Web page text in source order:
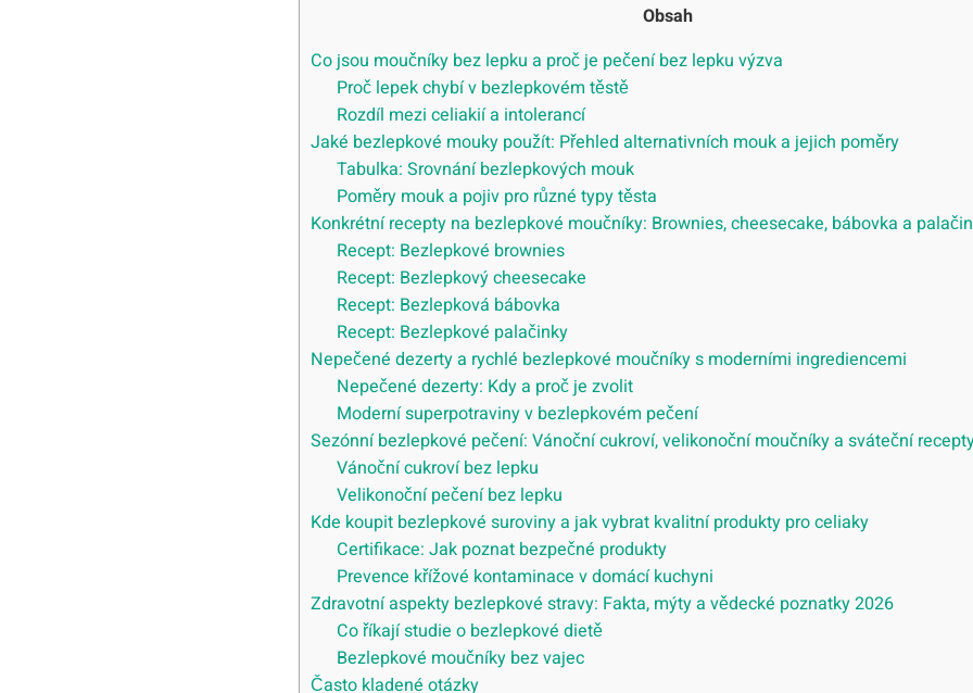
Obsah
Co jsou moučníky bez lepku a proč je pečení bez lepku výzva
Proč lepek chybí v bezlepkovém těstě
Rozdíl mezi celiakií a intolerancí
Jaké bezlepkové mouky použít: Přehled alternativních mouk a jejich poměry
Tabulka: Srovnání bezlepkových mouk
Poměry mouk a pojiv pro různé typy těsta
Konkrétní recepty na bezlepkové moučníky: Brownies, cheesecake, bábovka a
Recept: Bezlepkové brownies
Recept: Bezlepkový cheesecake
Recept: Bezlepková bábovka
Recept: Bezlepkové palačinky
Nepečené dezerty a rychlé bezlepkové moučníky s moderními ingrediencemi
Nepečené dezerty: Kdy a proč je zvolit
Moderní superpotraviny v bezlepkovém pečení
Sezónní bezlepkové pečení: Vánoční cukroví, velikonoční moučníky a sváteční
Vánoční cukroví bez lepku
Velikonoční pečení bez lepku
Kde koupit bezlepkové suroviny a jak vybrat kvalitní produkty pro celiaky
Certifikace: Jak poznat bezpečné produkty
Prevence křížové kontaminace v domácí kuchyni
Zdravotní aspekty bezlepkové stravy: Fakta, mýty a vědecké poznatky 2026
Co říkají studie o bezlepkové dietě
Bezlepkové moučníky bez vajec
Často kladené otázky